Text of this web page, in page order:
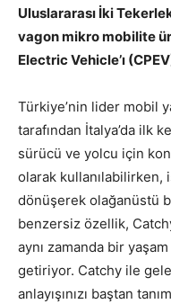
Uluslararası İki
vagon mikro mobilite
Electric Vehicle’ı
Türkiye’nin lider mobil
tarafından İtalya’da ilk
sürücü ve yolcu için
olarak
dönüşerek olağanüstü
benzersiz özellik,
aynı zamanda bir
getiriyor. Catchy ile
anlayışınızı baştan